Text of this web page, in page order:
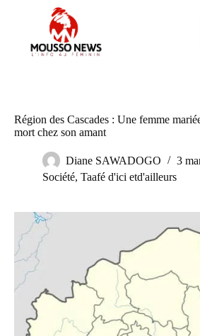
Région des Cascades : Une femme
mort chez son amant
Diane SAWADOGO
3
Société, Taafé d'ici etd'ailleurs